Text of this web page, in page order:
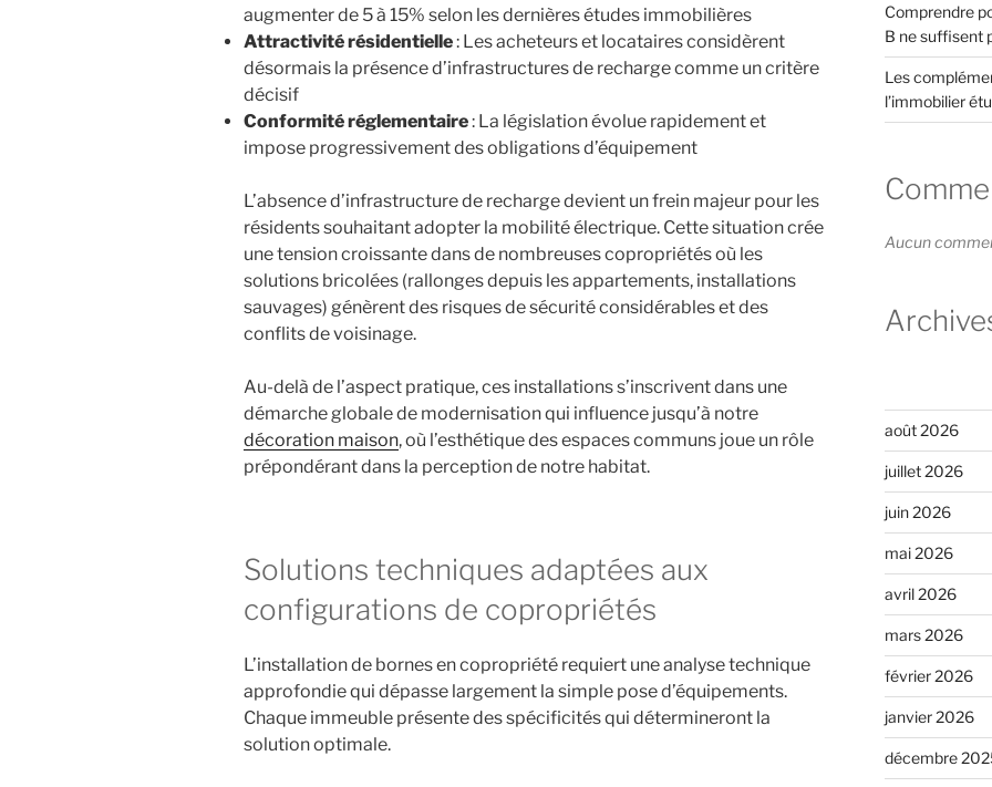
augmenter de 5 à 15% selon les dernières études immobilières
Attractivité résidentielle: Les acheteurs et locataires considèrent
désormais la présence d’infrastructures de recharge comme un critère
décisif
Conformité réglementaire: La législation évolue rapidement et
impose progressivement des obligations d’équipement
L’absence d’infrastructure de recharge devient un frein majeur pour les
résidents souhaitant adopter la mobilité électrique. Cette situation crée
une tension croissante dans de nombreuses copropriétés où les
solutions bricolées (rallonges depuis les appartements, installations
sauvages) génèrent des risques de sécurité considérables et des
conflits de voisinage.
Au-delà de l’aspect pratique, ces installations s’inscrivent dans une
démarche globale de modernisation qui influence jusqu’à notre
décoration maison, où l’esthétique des espaces communs joue un rôle
prépondérant dans la perception de notre habitat.
Solutions techniques adaptées aux
configurations de copropriétés
L’installation de bornes en copropriété requiert une analyse technique
approfondie qui dépasse largement la simple pose d’équipements.
Chaque immeuble présente des spécificités qui détermineront la
solution optimale.
Comprendre
B ne suffisent
Les
l’immobilier
Aucun
août 2026
juillet 2026
juin 2026
mai 2026
avril 2026
mars 2026
février 2026
janvier 2026
décembre